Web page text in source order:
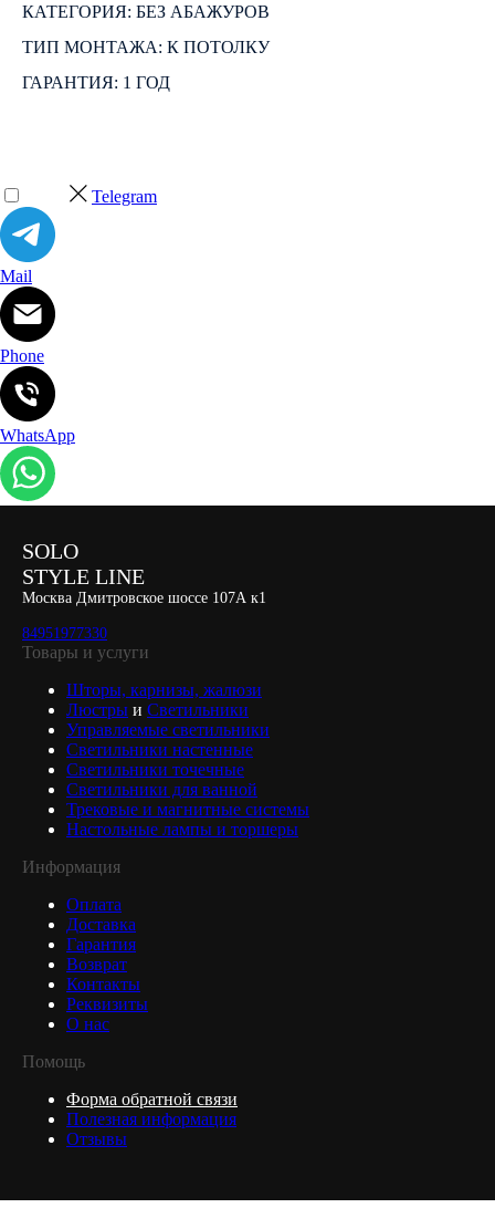
КАТЕГОРИЯ: БЕЗ АБАЖУРОВ
ТИП МОНТАЖА: К ПОТОЛКУ
ГАРАНТИЯ: 1 ГОД
Telegram
Mail
Phone
WhatsApp
SOLO
STYLE LINE
Москва Дмитровское шоссе 107А к1
84951977330
Товары и услуги
Шторы, карнизы, жалюзи
Люстры и Светильники
Управляемые светильники
Светильники настенные
Светильники точечные
Светильники для ванной
Трековые и магнитные системы
Настольные лампы и торшеры
Информация
Оплата
Доставка
Гарантия
Возврат
Контакты
Реквизиты
О нас
Помощь
Форма обратной связи
Полезная информация
Отзывы